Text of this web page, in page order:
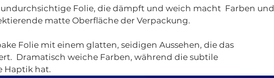
Folie, die dämpft und weich macht Farben und
matte Oberfläche der Verpackung.
Folie mit einem glatten, seidigen Aussehen, die das
Dramatisch weiche Farben, während die subtile
Haptik hat.